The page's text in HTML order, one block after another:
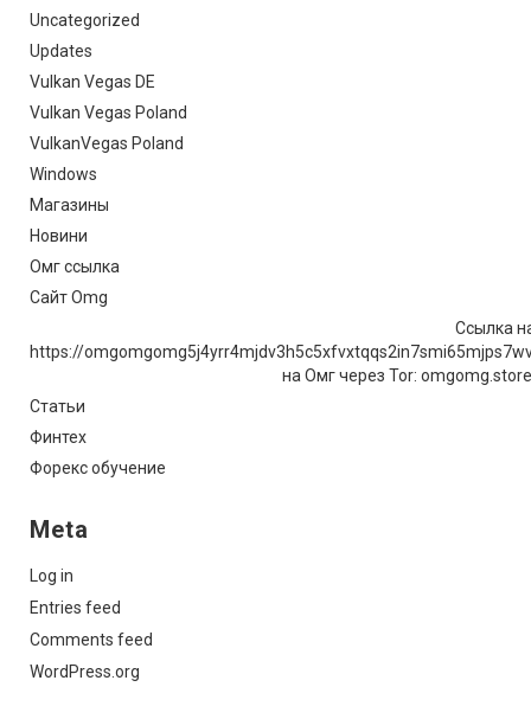
Uncategorized
Updates
Vulkan Vegas DE
Vulkan Vegas Poland
VulkanVegas Poland
Windows
Магазины
Новини
Омг ссылка
Сайт Omg
Ссылка
https://
на Омг через Tor:
Статьи
Финтех
Форекс обучение
Meta
Log in
Entries feed
Comments feed
WordPress.org